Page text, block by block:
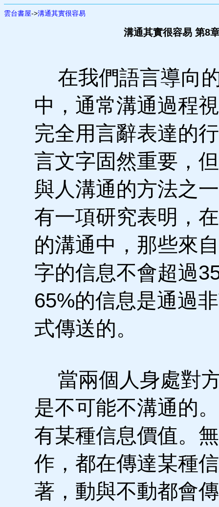
雲台書屋->溝通其實很容易
溝通其實很容易 第8
在我們語言導向
中，通常溝通過程
完全用言辭表達的
言文字固然重要，
與人溝通的方法之
有一項研究表明，
的溝通中，那些來
字的信息不會超過
65%的信息是通過
式傳送的。
當兩個人身處對
是不可能不溝通的
有某種信息價值。
作，都在傳達某種
著，動與不動都會